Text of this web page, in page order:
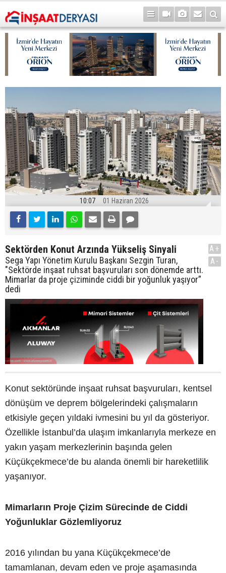
10:07 01 Haziran 2026
Sektörden Konut Arzında Yükseliş Sinyali
Sega Yapı Yönetim Kurulu Başkanı Sezgin Turan,
"Sektörde inşaat ruhsat başvuruları son dönemde arttı.
Mimarlar da proje çiziminde ciddi bir yoğunluk yaşıyor”
dedi
A+
A-
Konut sektöründe inşaat ruhsat başvuruları, kentsel
dönüşüm ve deprem bölgelerindeki çalışmaların
etkisiyle geçen yıldaki ivmesini bu yıl da gösteriyor.
Özellikle İstanbul’da ulaşım imkanlarıyla merkeze en
yakın yaşam merkezlerinin başında gelen
Küçükçekmece’de bu alanda önemli bir hareketlilik
yaşanıyor.
Mimarların Proje Çizim Sürecinde de Ciddi
Yoğunluklar Gözlemliyoruz
2016 yılından bu yana Küçükçekmece’de
tamamlanan, devam eden ve proje aşamasında